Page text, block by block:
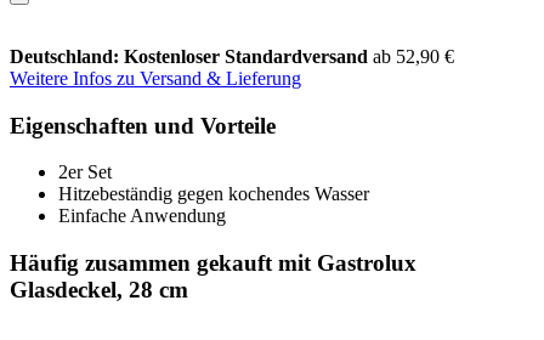
Deutschland: Kostenloser Standardversand ab 52,90 €
Weitere Infos zu Versand & Lieferung
Eigenschaften und Vorteile
2er Set
Hitzebeständig gegen kochendes Wasser
Einfache Anwendung
Häufig zusammen gekauft mit Gastrolux
Glasdeckel, 28 cm